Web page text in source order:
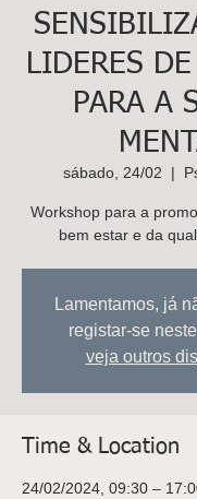
LIDERES
PARA A
sábado, 24/02
  |
Workshop para a
bem estar e da
Lamentamos, já
registar-se
veja outros
Time & Location
24/02/2024, 09:30 –